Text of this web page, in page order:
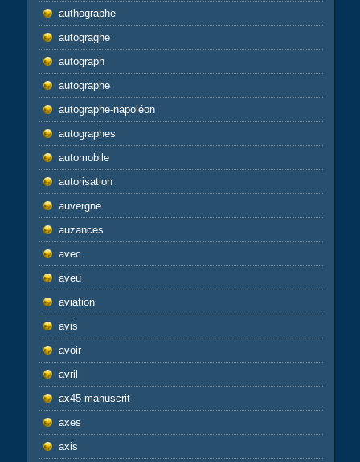
authographe
autograghe
autograph
autographe
autographe-napoléon
autographes
automobile
autorisation
auvergne
auzances
avec
aveu
aviation
avis
avoir
avril
ax45-manuscrit
axes
axis